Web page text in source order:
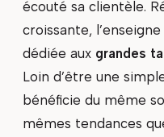
écouté sa clientèle.
croissante,
dédiée aux grandes
Loin d’être une
bénéficie du même
mêmes tendances